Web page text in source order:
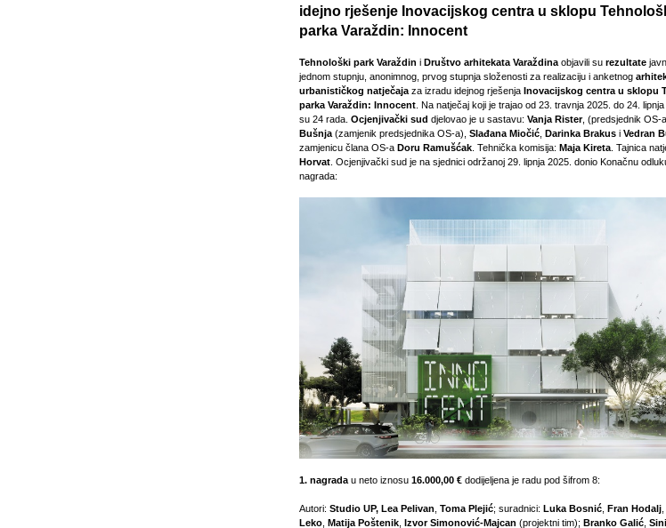
idejno rješenje Inovacijskog centra u sklopu
parka Varaždin: Innocent
Tehnološki park Varaždin i Društvo arhitekata Varaždina objavili su rezultate
jednom stupnju, anonimnog, prvog stupnja složenosti za realizaciju i anketnog
urbanističkog natječaja za izradu idejnog rješenja Inovacijskog centra u sklopu
parka Varaždin: Innocent . Na natječaj koji je trajao od 23. travnja 2025. do 24.
su 24 rada. Ocjenjivački sud djelovao je u sastavu: Vanja Rister, (predsjednik OS-
Bušnja (zamjenik predsjednika OS-a), Slađana Miočić Darinka Brakus i Vedran
zamjenicu člana OS-a Doru Ramušćak . Tehnička komisija: Maja Kireta . Tajnica
Horvat . Ocjenjivački sud je na sjednici održanoj 29. lipnja 2025. donio Konačnu
nagrada:
1. nagrada u neto iznosu 16.000,00 € dodijeljena je radu pod šifrom 8:
Autori: Studio UP, Lea Pelivan Toma Plejić; suradnici: Luka Bosnić Fran Hodalj
Leko Matija Poštenik Izvor Simonović-Majcan (projektni tim); Branko Galić